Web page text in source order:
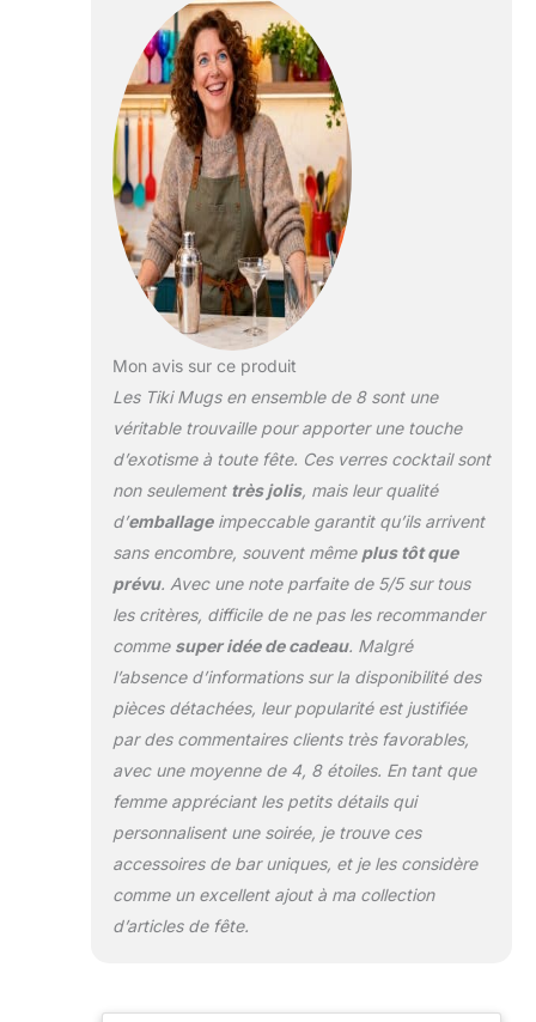
avec eux. De plus, les
verres Tiki sont
émaillés, ils durent
beaucoup plus
longtemps car ils sont
résistants aux couleurs.
🍹 Beaux détails et
designs : les tasses Tiki
sont soigneusement
conçues dans des
formes élégantes avec
des designs créatifs et
des illustrations de
qualité. Le cadeau
parfait pour tous les
collectionneurs et
choix pour votre Tiki
Bar ou Home
Collection. 🍹 Verres de
fête ： Ces jolis verres à
sont prêts à déguster
des boissons exotiques
avec vos copines sur la
terrasse ou à organiser
Décorations de fête ：
Idéal pour bar,
restaurant, maison,
cocktail, fête sur la
plage, mariage, fête
d'Halloween. 🍹 Le
cadeau parfait : les
tasses Tiki font
d'excellents cadeaux
cadeau pour toute
Mon avis sur ce produit
Les Tiki Mugs en ensemble de 8 sont une
véritable trouvaille pour apporter une touche
d’exotisme à toute fête. Ces verres cocktail sont
non seulement très jolis, mais leur qualité
d’emballageimpeccable garantit qu’ils arrivent
sans encombre, souvent même plus tôt que
prévu. Avec une note parfaite de 5/5 sur tous
les critères, difficile de ne pas les recommander
comme super idée de cadeau. Malgré
l’absence d’informations sur la disponibilité des
pièces détachées, leur popularité est justifiée
par des commentaires clients très favorables,
avec une moyenne de 4, 8 étoiles. En tant que
femme appréciant les petits détails qui
personnalisent une soirée, je trouve ces
accessoires de bar uniques, et je les considère
comme un excellent ajout à ma collection
d’articles de fête.